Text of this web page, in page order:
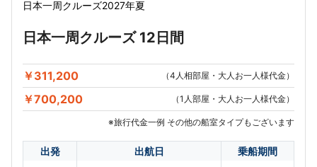
日本一周クルーズ2027年夏
日本一周クルーズ 12日間
￥311,200 （4人相部屋・大人お一人様代金）
￥700,200 （1人部屋・大人お一人様代金）
※旅行代金一例 その他の船室タイプもございます
出発 出航日 乗船期間